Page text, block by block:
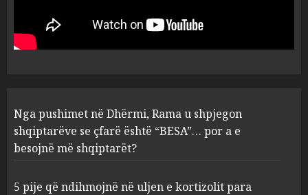
1
se çfarë është “BESA”… por a e
besojnë më shqiptarët?
AUGUST 6, 2026
2
kortizolit para gjumit dhe
përmirësojnë cilësinë e gjumit
AUGUST 6, 2026
Nga pushimet në Dhërmi, Rama u shpjegon
shqiptarëve se çfarë është “BESA”… por a e
besojnë më shqiptarët?
5 pije që ndihmojnë në uljen e kortizolit para